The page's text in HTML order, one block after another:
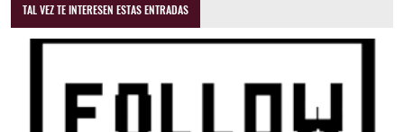
TAL VEZ TE INTERESEN ESTAS ENTRADAS